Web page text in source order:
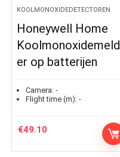
KOOLMONOXIDEDETECTOREN
Honeywell Home
Koolmonoxidemeld
er op batterijen
Camera: -
Flight time (m): -
€49.10